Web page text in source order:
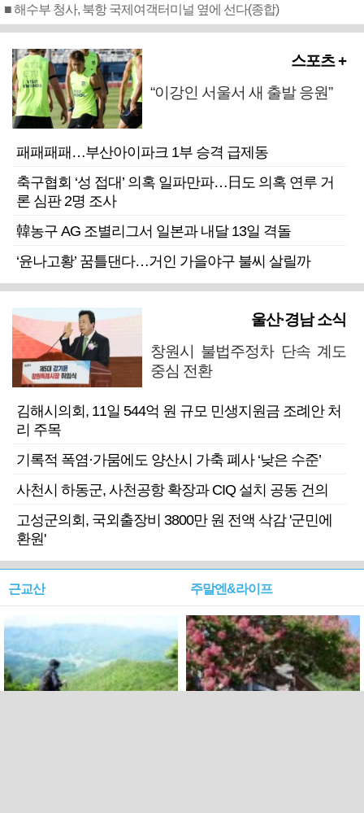
■ 해수부 청사, 북항 국제여객터미널 옆에 선다(종합)
스포츠 +
“이강인 서울서 새 출발 응원”
패패패패…부산아이파크 1부 승격 급제동
축구협회 ‘성 접대’ 의혹 일파만파…日도 의혹 연루 거
론 심판 2명 조사
韓농구 AG 조별리그서 일본과 내달 13일 격돌
‘윤나고황’ 꿈틀댄다…거인 가을야구 불씨 살릴까
울산·경남 소식
창원시 불법주정차 단속 계도
중심 전환
김해시의회, 11일 544억 원 규모 민생지원금 조례안 처
리 주목
기록적 폭염·가뭄에도 양산시 가축 폐사 ‘낮은 수준’
사천시 하동군, 사천공항 확장과 CIQ 설치 공동 건의
고성군의회, 국외출장비 3800만 원 전액 삭감 '군민에
환원'
근교산 주말엔&라이프